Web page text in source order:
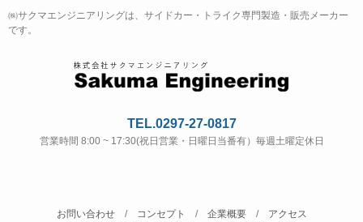
㈱サクマエンジニアリングは、サイドカー・トライク専門製造・販売メーカー
です。
TEL.0297-27-0817
営業時間 8:00 ~ 17:30(祝日営業・日曜日当番有）毎週土曜定休日
お問い合わせ/ コンセプト / 企業概要/
アクセス